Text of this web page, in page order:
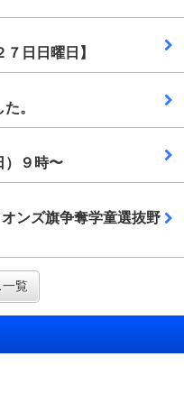
日日曜日】
。
）９時〜
ンズ旗争奪学童選抜野
一覧